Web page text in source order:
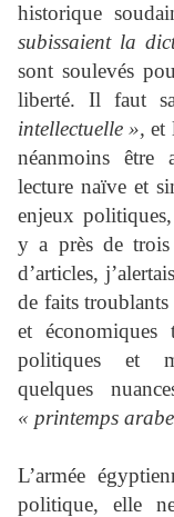
historique
subissaient la
sont soulevés
liberté. Il faut
intellectuelle », et
néanmoins être
lecture naïve et
enjeux
y a près de
d’articles,
de faits troublants
et économiques
politiques et
quelques
« printemps
L’armée
politique, elle